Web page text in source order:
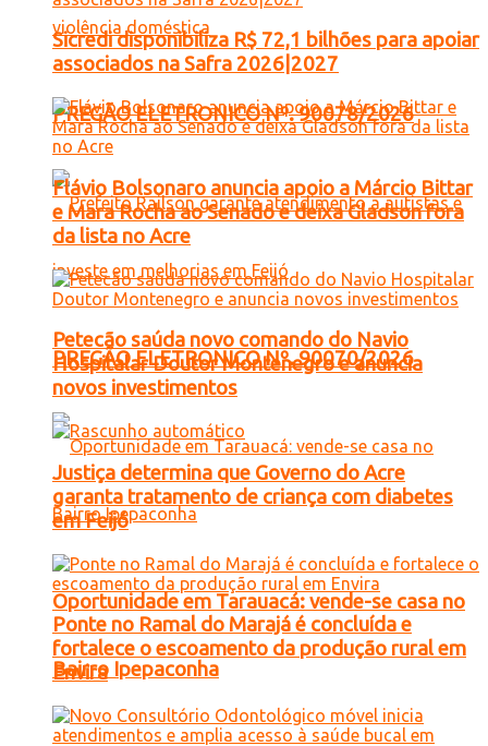
PREGÃO ELETRONICO Nº. 90078/2026
PREGÃO ELETRONICO Nº. 90070/2026
Oportunidade em Tarauacá: vende-se casa no
Bairro Ipepaconha
Sicredi disponibiliza R$ 72,1 bilhões para apoiar
associados na Safra 2026|2027
Flávio Bolsonaro anuncia apoio a Márcio Bittar
e Mara Rocha ao Senado e deixa Gladson fora
da lista no Acre
Petecão saúda novo comando do Navio
Hospitalar Doutor Montenegro e anuncia
novos investimentos
Justiça determina que Governo do Acre
garanta tratamento de criança com diabetes
em Feijó
Ponte no Ramal do Marajá é concluída e
fortalece o escoamento da produção rural em
Envira